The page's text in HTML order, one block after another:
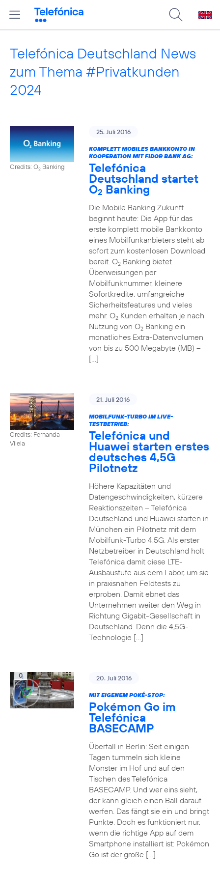
Telefónica Deutschland News
zum Thema #Privatkunden
2024
Credits: O2 Banking
25. Juli 2016
KOMPLETT MOBILES BANKKONTO IN
KOOPERATION MIT FIDOR BANK AG:
Telefónica
Deutschland startet
O2 Banking
Die Mobile Banking Zukunft
beginnt heute: Die App für das
erste komplett mobile Bankkonto
eines Mobilfunkanbieters steht ab
sofort zum kostenlosen Download
bereit. O2Banking bietet
Überweisungen per
Mobilfunknummer, kleinere
Sofortkredite, umfangreiche
Sicherheitsfeatures und vieles
mehr. O2Kunden erhalten je nach
Nutzung von O2Banking ein
monatliches Extra-Datenvolumen
von bis zu 500 Megabyte (MB) –
[…]
Credits: Fernanda
Vilela
21. Juli 2016
MOBILFUNK-TURBO IM LIVE-
TESTBETRIEB:
Telefónica und
Huawei starten erstes
deutsches 4,5G
Pilotnetz
Höhere Kapazitäten und
Datengeschwindigkeiten, kürzere
Reaktionszeiten – Telefónica
Deutschland und Huawei starten in
München ein Pilotnetz mit dem
Mobilfunk-Turbo 4,5G. Als erster
Netzbetreiber in Deutschland holt
Telefónica damit diese LTE-
Ausbaustufe aus dem Labor, um sie
in praxisnahen Feldtests zu
erproben. Damit ebnet das
Unternehmen weiter den Weg in
Richtung Gigabit-Gesellschaft in
Deutschland. Denn die 4,5G-
Technologie […]
20. Juli 2016
MIT EIGENEM POKÉ-STOP:
Pokémon Go im
Telefónica
BASECAMP
Überfall in Berlin: Seit einigen
Tagen tummeln sich kleine
Monster im Hof und auf den
Tischen des Telefónica
BASECAMP. Und wer eins sieht,
der kann gleich einen Ball darauf
werfen. Das fängt sie ein und bringt
Punkte. Doch es funktioniert nur,
wenn die richtige App auf dem
Smartphone installiert ist: Pokémon
Go ist der große […]